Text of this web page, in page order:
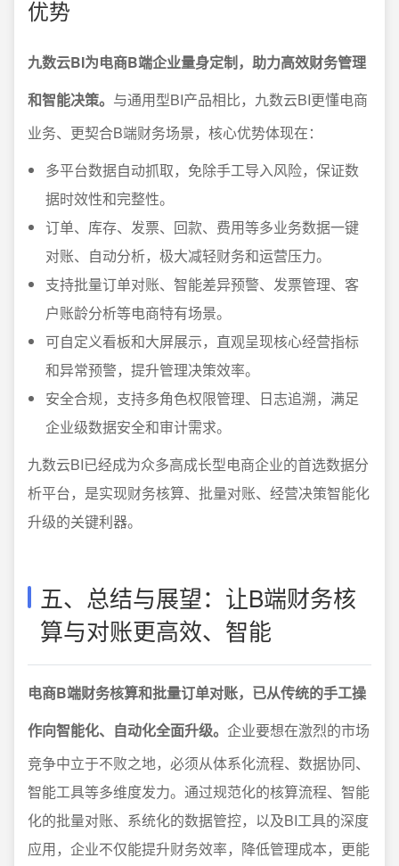
优势
九数云BI为电商B端企业量身定制，助力高效财务管理
和智能决策。 与通用型BI产品相比，九数云BI更懂电商
业务、更契合B端财务场景，核心优势体现在：
多平台数据自动抓取，免除手工导入风险，保证数
据时效性和完整性。
订单、库存、发票、回款、费用等多业务数据一键
对账、自动分析，极大减轻财务和运营压力。
支持批量订单对账、智能差异预警、发票管理、客
户账龄分析等电商特有场景。
可自定义看板和大屏展示，直观呈现核心经营指标
和异常预警，提升管理决策效率。
安全合规，支持多角色权限管理、日志追溯，满足
企业级数据安全和审计需求。
九数云BI已经成为众多高成长型电商企业的首选数据分
析平台，是实现财务核算、批量对账、经营决策智能化
升级的关键利器。
五、总结与展望：让B端财务核
算与对账更高效、智能
电商B端财务核算和批量订单对账，已从传统的手工操
作向智能化、自动化全面升级。 企业要想在激烈的市场
竞争中立于不败之地，必须从体系化流程、数据协同、
智能工具等多维度发力。通过规范化的核算流程、智能
化的批量对账、系统化的数据管控，以及BI工具的深度
应用，企业不仅能提升财务效率，降低管理成本，更能